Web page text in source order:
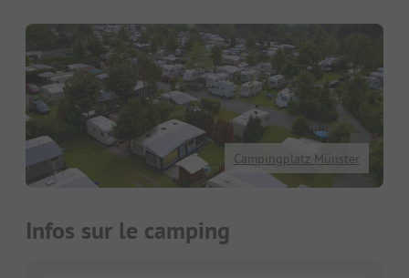
Campingplatz Münster
Infos sur le camping